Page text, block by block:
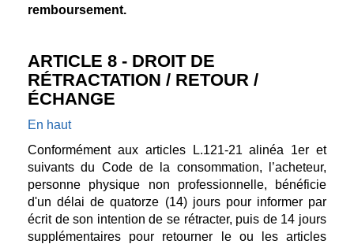
remboursement.
ARTICLE 8 - DROIT DE
RÉTRACTATION / RETOUR /
ÉCHANGE
En haut
Conformément aux articles L.121-21 alinéa 1er et
suivants du Code de la consommation, l’acheteur,
personne physique non professionnelle, bénéficie
d'un délai de quatorze (14) jours pour informer par
écrit de son intention de se rétracter, puis de 14 jours
supplémentaires pour retourner le ou les articles